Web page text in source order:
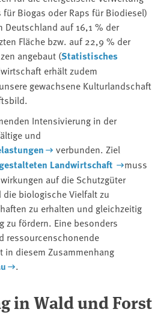
Biogas oder Raps für Biodiesel)
Deutschland auf 16,1 % der
Fläche bzw. auf 22,9 % der
angebaut (Statistisches
erhält zudem
gewachsene Kulturlandschaft
Intensivierung in der
und
verbunden. Ziel
Landwirtschaft
muss
auf die Schutzgüter
biologische Vielfalt zu
zu erhalten und gleichzeitig
zu fördern. Eine besonders
ressourcenschonende
diesem Zusammenhang
.
in Wald und Forst